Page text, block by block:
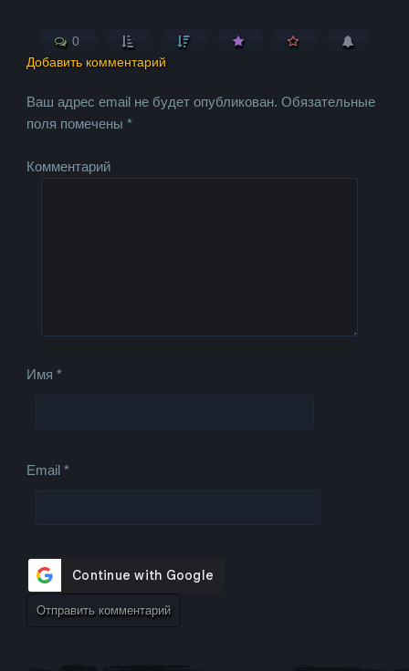
0
Добавить комментарий
Ваш адрес email не будет опубликован. Обязательные
поля помечены*
Комментарий
Имя*
Email*